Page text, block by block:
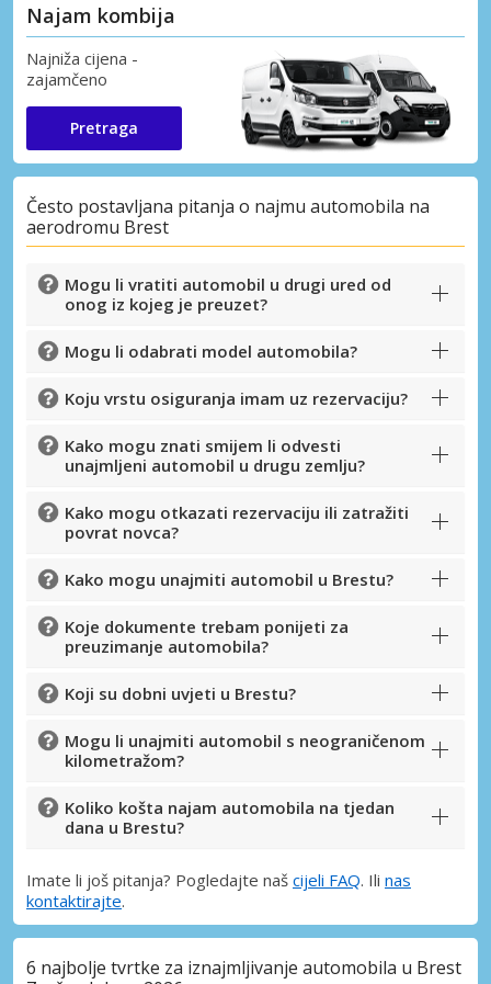
Najam kombija
Najniža cijena -
zajamčeno
Pretraga
Često postavljana pitanja o najmu automobila na
aerodromu Brest
Mogu li vratiti automobil u drugi ured od
onog iz kojeg je preuzet?
Mogu li odabrati model automobila?
Koju vrstu osiguranja imam uz rezervaciju?
Kako mogu znati smijem li odvesti
unajmljeni automobil u drugu zemlju?
Kako mogu otkazati rezervaciju ili zatražiti
povrat novca?
Kako mogu unajmiti automobil u Brestu?
Koje dokumente trebam ponijeti za
preuzimanje automobila?
Koji su dobni uvjeti u Brestu?
Mogu li unajmiti automobil s neograničenom
kilometražom?
Koliko košta najam automobila na tjedan
dana u Brestu?
Imate li još pitanja? Pogledajte naš cijeli FAQ. Ili nas
kontaktirajte.
6 najbolje tvrtke za iznajmljivanje automobila u Brest